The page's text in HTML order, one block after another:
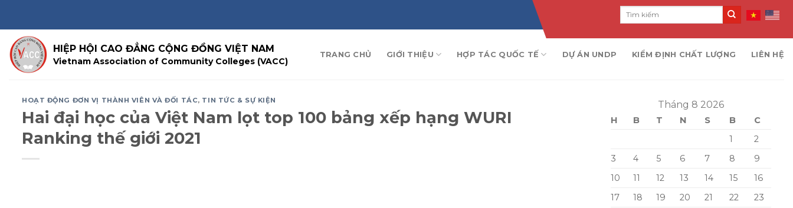
content
HIỆP HỘI CAO ĐẲNG CỘNG ĐỒNG VIỆT NAM
Vietnam Association of Community Colleges (VACC)
TRANG CHỦ GIỚI THIỆU HỢP TÁC QUỐC TẾ DỰ ÁN UNDP KIỂM ĐỊNH CHẤT LƯỢNG LIÊN HỆ
HOẠT ĐỘNG ĐƠN VỊ THÀNH VIÊN VÀ ĐỐI TÁC, TIN TỨC & SỰ KIỆN
Hai đại học của Việt Nam lọt top 100 bảng xếp hạng WURI
Ranking thế giới 2021
Tháng 8 2026
H B T N S B
C
1
2
3
4 5 6 7 8
9
10
11 12 13 14 15
16
17
18 19 20 21 22
23